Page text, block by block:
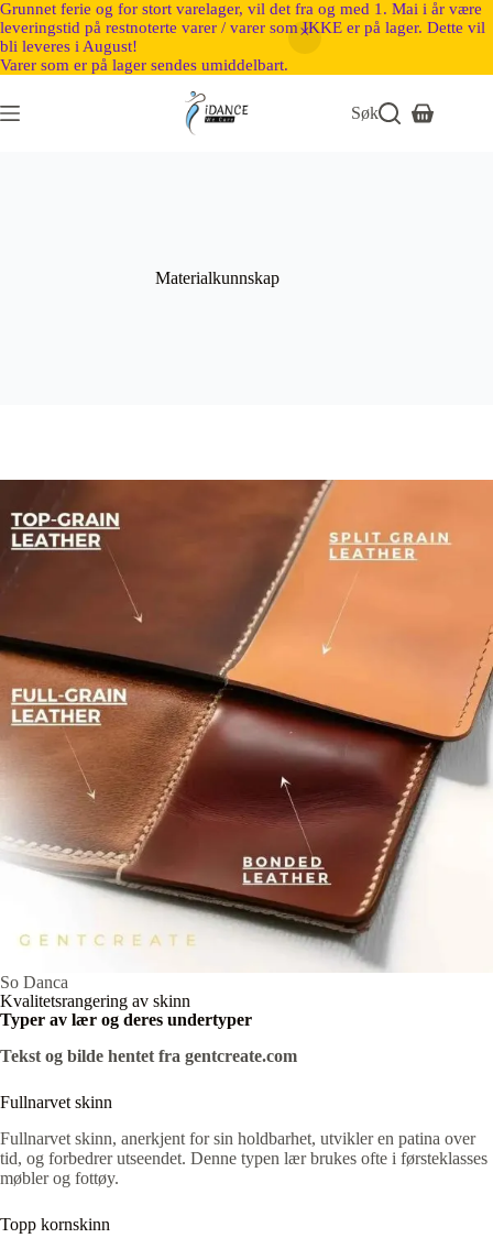
Grunnet ferie og for stort varelager, vil det fra og med 1. Mai i år være
leveringstid på restnoterte varer / varer som IKKE er på lager. Dette vil
bli leveres i August!
Varer som er på lager sendes umiddelbart.
Søk
Materialkunnskap
So Danca
Kvalitetsrangering av skinn
Typer av lær og deres undertyper
Tekst og bilde hentet fra gentcreate.com
Fullnarvet skinn
Fullnarvet skinn, anerkjent for sin holdbarhet, utvikler en patina over
tid, og forbedrer utseendet. Denne typen lær brukes ofte i førsteklasses
møbler og fottøy.
Topp kornskinn